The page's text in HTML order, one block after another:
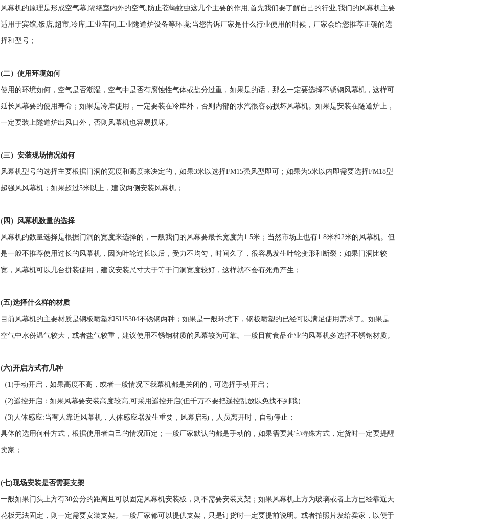
风幕机的原理是形成空气幕,隔绝室内外的空气,防止苍蝇蚊虫这几个主要的作用;首先我们要了解自己的行业,我们的风幕机主要
适用于宾馆,饭店,超市,冷库,工业车间,工业隧道炉设备等环境;当您告诉厂家是什么行业使用的时候，厂家会给您推荐正确的选
择和型号；
(二）使用环境如何
使用的环境如何，空气是否潮湿，空气中是否有腐蚀性气体或盐分过重，如果是的话，那么一定要选择不锈钢风幕机，这样可
延长风幕要的使用寿命；如果是冷库使用，一定要装在冷库外，否则内部的水汽很容易损坏风幕机。如果是安装在隧道炉上，
一定要装上隧道炉出风口外，否则风幕机也容易损坏。
(三）安装现场情况如何
风幕机型号的选择主要根据门洞的宽度和高度来决定的，如果3米以选择FM15强风型即可；如果为5米以内即需要选择FM18型
超强风风幕机；如果超过5米以上，建议两侧安装风幕机；
(四）风幕机数量的选择
风幕机的数量选择是根据门洞的宽度来选择的，一般我们的风幕要最长宽度为1.5米；当然市场上也有1.8米和2米的风幕机。但
是一般不推荐使用过长的风幕机，因为叶轮过长以后，受力不均匀，时间久了，很容易发生叶轮变形和断裂；如果门洞比较
宽，风幕机可以几台拼装使用，建议安装尺寸大于等于门洞宽度较好，这样就不会有死角产生；
(五)选择什么样的材质
目前风幕机的主要材质是钢板喷塑和SUS304不锈钢两种；如果是一般环境下，钢板喷塑的已经可以满足使用需求了。如果是
空气中水份温气较大，或者盐气较重，建议使用不锈钢材质的风幕较为可靠。一般目前食品企业的风幕机多选择不锈钢材质。
(六)开启方式有几种
（1)手动开启，如果高度不高，或者一般情况下我幕机都是关闭的，可选择手动开启；
（2)遥控开启：如果风幕要安装高度较高,可采用遥控开启(但千万不要把遥控乱放以免找不到哦）
（3)人体感应:当有人靠近风幕机，人体感应器发生重要，风幕启动，人员离开时，自动停止；
具体的选用何种方式，根据使用者自己的情况而定；一般厂家默认的都是手动的，如果需要其它特殊方式，定货时一定要提醒
卖家；
(七)现场安装是否需要支架
一般如果门头上方有30公分的距离且可以固定风幕机安装板，则不需要安装支架；如果风幕机上方为玻璃或者上方已经靠近天
花板无法固定，则一定需要安装支架。一般厂家都可以提供支架，只是订货时一定要提前说明。或者拍照片发给卖家，以便于